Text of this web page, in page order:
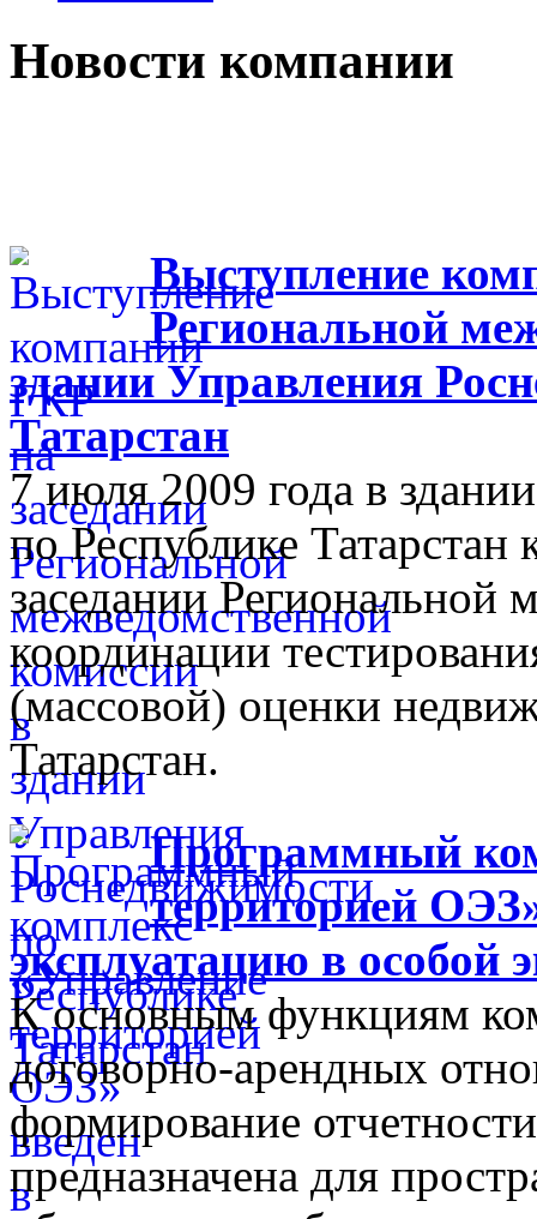
Новости компании
Выступление
Региональной
здании Управления
Татарстан
7 июля 2009 года в
по Республике
заседании Региональной
координации
(массовой) оценки
Татарстан.
Программный
территорией
эксплуатацию в особой
К основным функциям
договорно-арендных
формирование
предназначена для